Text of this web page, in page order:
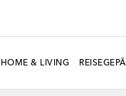
HOME & LIVING